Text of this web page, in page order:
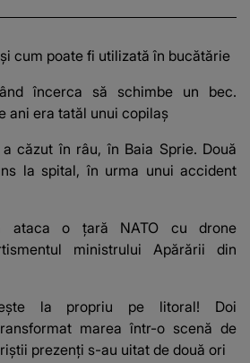
cum poate fi utilizată în bucătărie
încerca să schimbe un bec.
ani era tatăl unui copilaș
a căzut în râu, în Baia Sprie. Două
la spital, în urma unui accident
ataca o țară NATO cu drone
ministrului Apărării din
la propriu pe litoral! Doi
marea într-o scenă de
prezenți s-au uitat de două ori